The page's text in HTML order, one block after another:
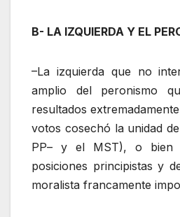
B- LA IZQUIERDA Y EL
–La izquierda que no
amplio del peronismo
resultados
votos cosechó la unidad
PP– y el MST), o bien
posiciones principistas y
moralista francamente